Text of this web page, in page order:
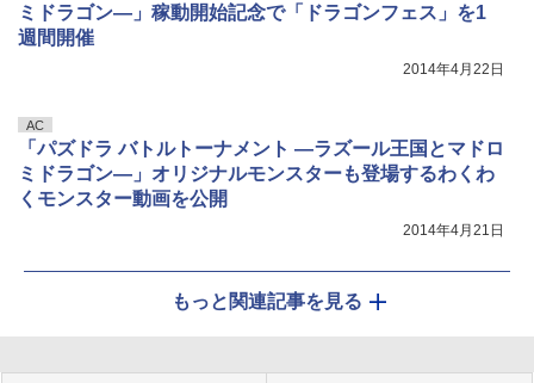
ミドラゴン―」稼動開始記念で「ドラゴンフェス」を1
週間開催
2014年4月22日
AC
「パズドラ バトルトーナメント ―ラズール王国とマドロ
ミドラゴン―」オリジナルモンスターも登場するわくわ
くモンスター動画を公開
2014年4月21日
もっと関連記事を見る